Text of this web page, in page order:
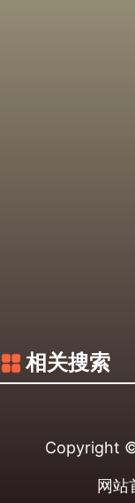
相关搜索
Copyright
网站